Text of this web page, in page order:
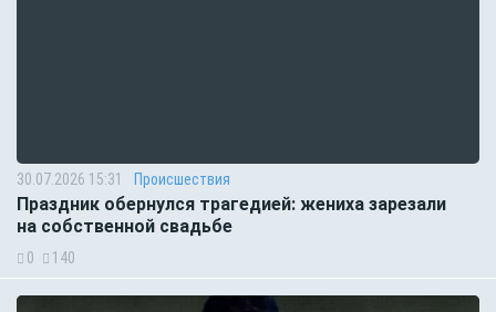
30.07.2026 15:31 Происшествия
Праздник обернулся трагедией: жениха зарезали
на собственной свадьбе
0 140